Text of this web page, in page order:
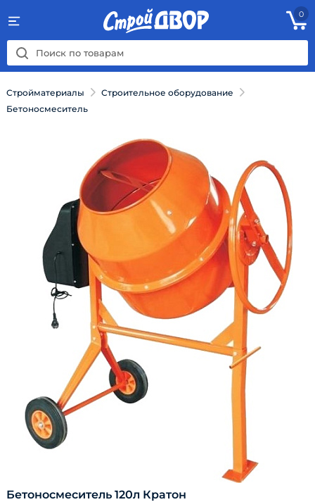
0
Стройматериалы
Строительное оборудование
Бетоносмеситель
Бетоносмеситель 120л Кратон